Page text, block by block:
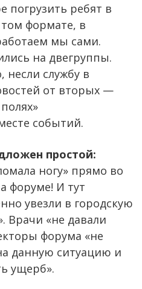
погрузить ребят в
формате, в
мы сами.
на двегруппы.
службу в
от вторых —
событий.
простой:
ногу» прямо во
форуме! И тут
увезли в городскую
Врачи «не давали
форума «не
данную ситуацию и
ущерб».